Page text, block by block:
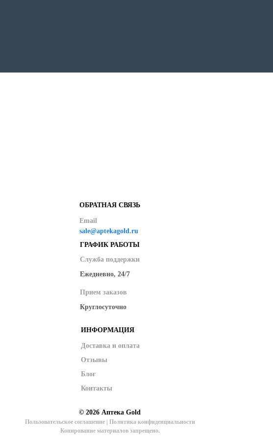
ОБРАТНАЯ СВЯЗЬ
Email
sale@aptekagold.ru
ГРАФИК РАБОТЫ
Служба поддержки
Ежедневно, 24/7
Прием заказов
Круглосуточно
ИНФОРМАЦИЯ
Доставка и оплата
Отзывы
Блог
Контакты
© 2026 Аптека Gold
Пользовательское соглашение| Политика конфиденциальности
Копирование материалов запрещено.